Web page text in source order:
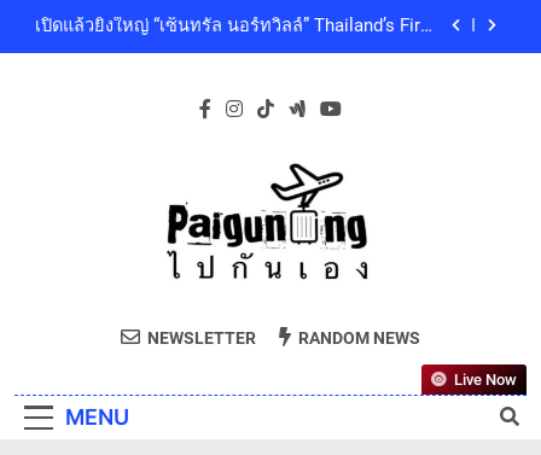
เซ็นทรัลพัฒนา พร้อมด้วยบริษัทในกลุ่มเซ็นทรัล ร่วม
ธิดา เป็นล้นพ้น
โลก ด้วยเทคโนโลยีย่อยสลายทางชีวภาพ “EcoRevo”
เพื่อผู้บริโภคและสิ่งแวดล้อมที่ยั่งยืน
ดนตรีท่ามกลางธรรมชาติบรรยากาศดีที่สุดและสบาย
ที่สุด ปักหมุด 19 ธันวาคมนี้ ที่ทองสมบูรณ์คลับ เขา
เปิดแล้วยิ่งใหญ่ “เซ็นทรัล นอร์ทวิลล์” Thailand’s First
Outdoor-Inspired Indoor Shopping Centre ยกระดับ
คุณภาพชีวิตของผู้คนทุกเจเนอเรชัน
เซ็นทรัลพัฒนา พร้อมด้วยบริษัทในกลุ่มเซ็นทรัล ร่วม
ถวายความอาลัย และน้อมสำนึกในพระกรุณาธิคุณ
ของสมเด็จพระเจ้าลูกเธอ เจ้าฟ้าพัชรกิติยาภา นเรนทิ
เพื่อผู้บริโภคและสิ่งแวดล้อมที่ยั่งยืน
Paiguneng.com
NEWSLETTER RANDOM NEWS
MENU
Live Now